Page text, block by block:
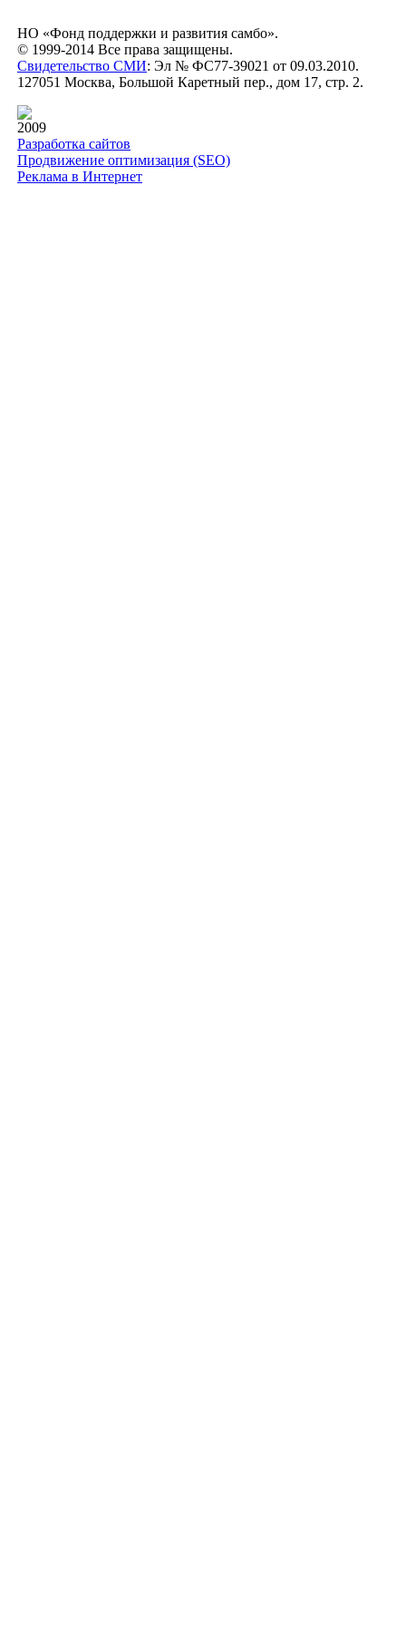
НО «Фонд поддержки и развития самбо».
© 1999-2014 Все права защищены.
Свидетельство СМИ: Эл № ФС77-39021 от 09.03.2010.
127051 Москва, Большой Каретный пер., дом 17, стр. 2.
2009
Разработка сайтов
Продвижение оптимизация (SEO)
Реклама в Интернет